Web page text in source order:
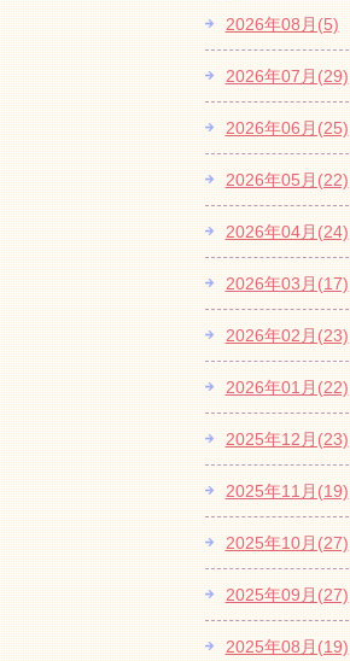
2026年08月(5)
2026年07月(29)
2026年06月(25)
2026年05月(22)
2026年04月(24)
2026年03月(17)
2026年02月(23)
2026年01月(22)
2025年12月(23)
2025年11月(19)
2025年10月(27)
2025年09月(27)
2025年08月(19)